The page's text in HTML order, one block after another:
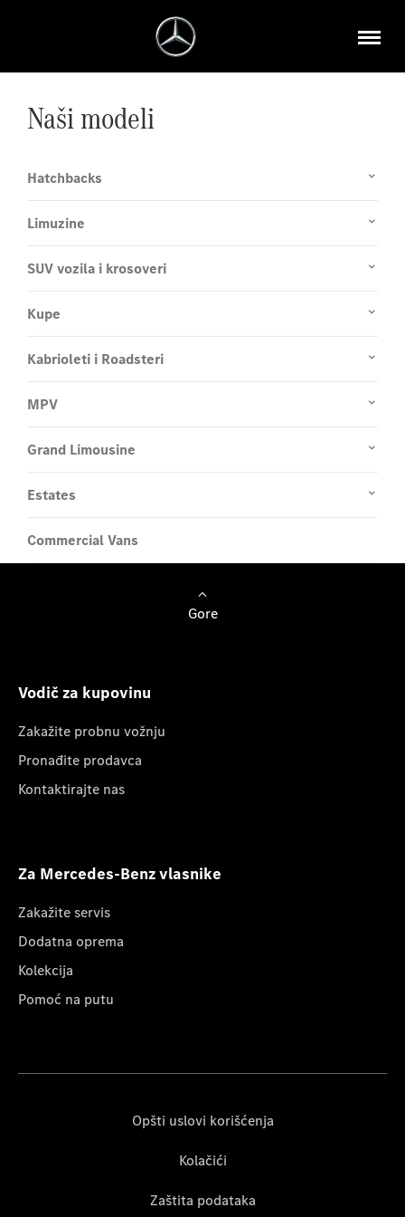
Naši modeli
Hatchbacks
Limuzine
SUV vozila i krosoveri
Kupe
Kabrioleti i Roadsteri
MPV
Grand Limousine
Estates
Commercial Vans
Gore
Vodič za kupovinu
Zakažite probnu vožnju
Pronađite prodavca
Kontaktirajte nas
Za Mercedes-Benz vlasnike
Zakažite servis
Dodatna oprema
Kolekcija
Pomoć na putu
Opšti uslovi korišćenja
Kolačići
Zaštita podataka